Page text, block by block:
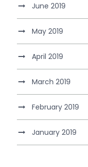
June 2019
May 2019
April 2019
March 2019
February 2019
January 2019